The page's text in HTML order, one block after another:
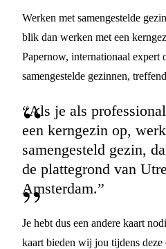
Werken met samengestelde
blik dan werken met een
Papernow, internationaal expert
samengestelde gezinnen,
“Als je als
een kerngezin op,
samengesteld gezin,
de plattegrond van
Amsterdam.”
Je hebt dus een andere kaart
kaart bieden wij jou tijdens deze